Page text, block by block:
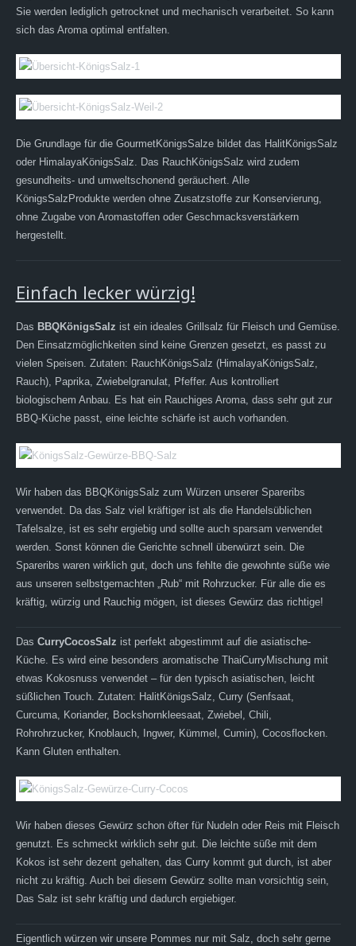
Sie werden lediglich getrocknet und mechanisch verarbeitet. So kann
sich das Aroma optimal entfalten.
Die Grundlage für die GourmetKönigsSalze bildet das HalitKönigsSalz
oder HimalayaKönigsSalz. Das RauchKönigsSalz wird zudem
gesundheits- und umweltschonend geräuchert. Alle
KönigsSalzProdukte werden ohne Zusatzstoffe zur Konservierung,
ohne Zugabe von Aromastoffen oder Geschmacksverstärkern
hergestellt.
Einfach lecker würzig!
Das BBQKönigsSalz ist ein ideales Grillsalz für Fleisch und Gemüse.
Den Einsatzmöglichkeiten sind keine Grenzen gesetzt, es passt zu
vielen Speisen. Zutaten: RauchKönigsSalz (HimalayaKönigsSalz,
Rauch), Paprika, Zwiebelgranulat, Pfeffer. Aus kontrolliert
biologischem Anbau. Es hat ein Rauchiges Aroma, dass sehr gut zur
BBQ-Küche passt, eine leichte schärfe ist auch vorhanden.
Wir haben das BBQKönigsSalz zum Würzen unserer Spareribs
verwendet. Da das Salz viel kräftiger ist als die Handelsüblichen
Tafelsalze, ist es sehr ergiebig und sollte auch sparsam verwendet
werden. Sonst können die Gerichte schnell überwürzt sein. Die
Spareribs waren wirklich gut, doch uns fehlte die gewohnte süße wie
aus unseren selbstgemachten „Rub“ mit Rohrzucker. Für alle die es
kräftig, würzig und Rauchig mögen, ist dieses Gewürz das richtige!
Das CurryCocosSalz ist perfekt abgestimmt auf die asiatische-
Küche. Es wird eine besonders aromatische ThaiCurryMischung mit
etwas Kokosnuss verwendet – für den typisch asiatischen, leicht
süßlichen Touch. Zutaten: HalitKönigsSalz, Curry (Senfsaat,
Curcuma, Koriander, Bockshornkleesaat, Zwiebel, Chili,
Rohrohrzucker, Knoblauch, Ingwer, Kümmel, Cumin), Cocosflocken.
Kann Gluten enthalten.
Wir haben dieses Gewürz schon öfter für Nudeln oder Reis mit Fleisch
genutzt. Es schmeckt wirklich sehr gut. Die leichte süße mit dem
Kokos ist sehr dezent gehalten, das Curry kommt gut durch, ist aber
nicht zu kräftig. Auch bei diesem Gewürz sollte man vorsichtig sein,
Das Salz ist sehr kräftig und dadurch ergiebiger.
Eigentlich würzen wir unsere Pommes nur mit Salz, doch sehr gerne